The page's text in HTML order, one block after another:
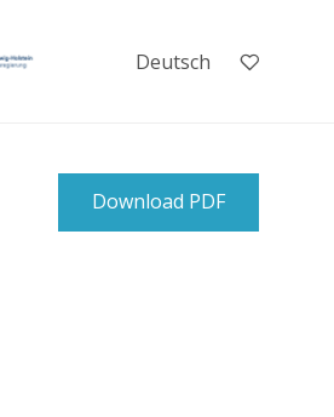
Deutsch
Download PDF